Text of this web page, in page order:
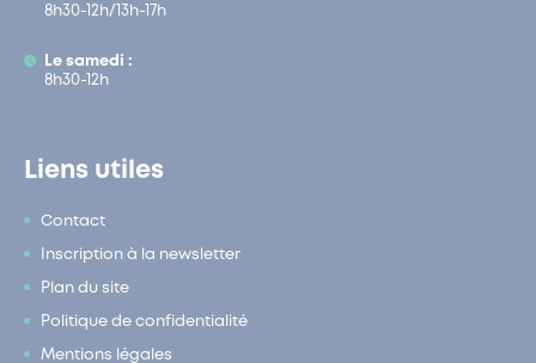
8h30-12h/13h-17h
Le samedi :
8h30-12h
Liens utiles
Contact
Inscription à la newsletter
Plan du site
Politique de confidentialité
Mentions légales